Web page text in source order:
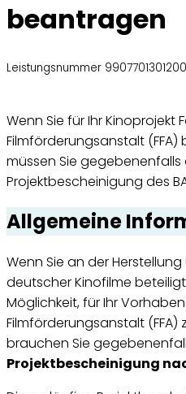
beantragen
Leistungsnummer
Wenn Sie für Ihr Kinoprojekt
Filmförderungsanstalt
müssen Sie
Projektbescheinigung des
Allgemeine
Wenn Sie an der
deutscher Kinofilme
Möglichkeit, für Ihr
Filmförderungsanstalt
brauchen Sie
Projektbescheinigung